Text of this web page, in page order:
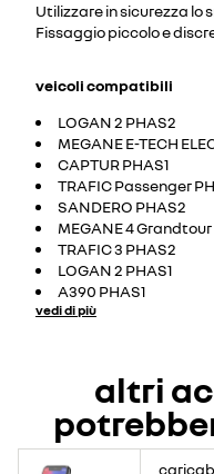
Utilizzare in sicurezza
Fissaggio piccolo e
veicoli compatibili
LOGAN 2 PHAS2
MEGANE E-TECH
CAPTUR PHAS1
TRAFIC Passenger
SANDERO PHAS2
MEGANE 4 Grandtour
TRAFIC 3 PHAS2
LOGAN 2 PHAS1
A390 PHAS1
vedi di più
altri